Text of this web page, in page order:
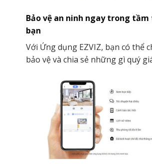
Bảo vệ an ninh ngay trong tầm
bạn
Với Ứng dụng EZVIZ, bạn có thể
bảo vệ và chia sẻ những gì quý